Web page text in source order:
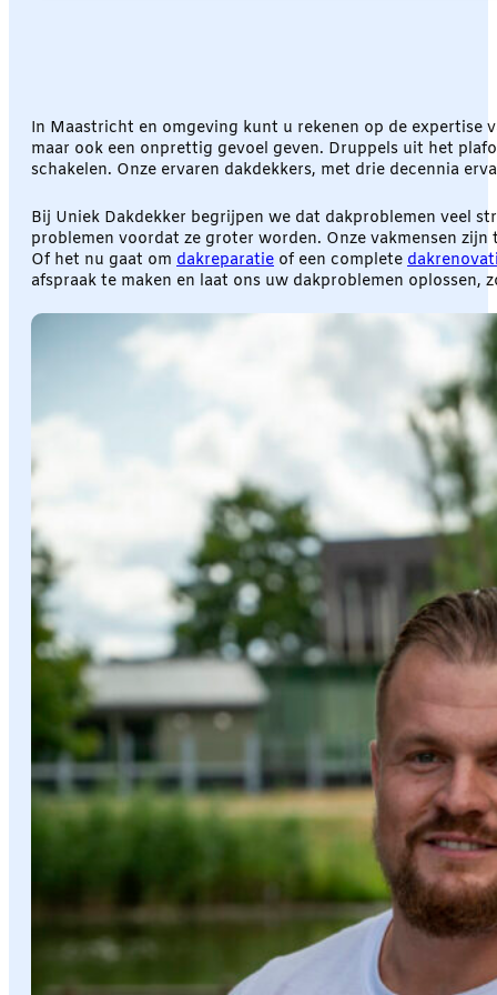
In Maastricht en omgeving kunt u rekenen op de expertise
maar ook een onprettig gevoel geven. Druppels uit het
schakelen. Onze ervaren dakdekkers, met drie decennia
Bij Uniek Dakdekker begrijpen we dat dakproblemen veel
problemen voordat ze groter worden. Onze vakmensen
Of het nu gaat om dakreparatie of een complete
afspraak te maken en laat ons uw dakproblemen